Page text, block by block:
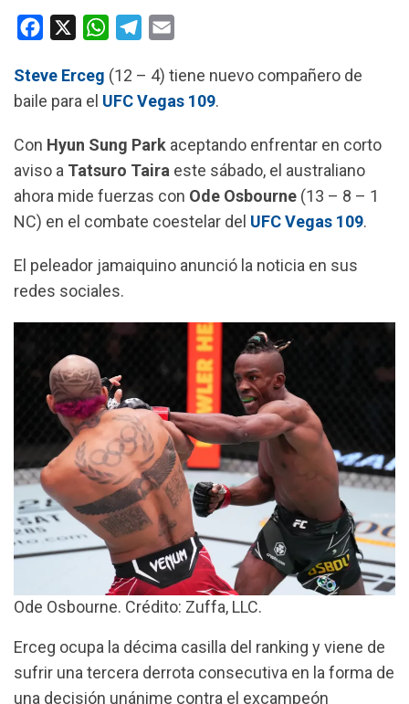
c
e
o
o
k
W
a
t
A
p
p
l
e
r
a
m
a
i
Steve Erceg (12 – 4) tiene nuevo compañero de
baile para el UFC Vegas 109.
Con Hyun Sung Park aceptando enfrentar en corto
aviso a Tatsuro Taira este sábado, el australiano
ahora mide fuerzas con Ode Osbourne (13 – 8 – 1
NC) en el combate coestelar del UFC Vegas 109.
El peleador jamaiquino anunció la noticia en sus
redes sociales.
Ode Osbourne. Crédito: Zuffa, LLC.
Erceg ocupa la décima casilla del ranking y viene de
sufrir una tercera derrota consecutiva en la forma de
una decisión unánime contra el excampeón